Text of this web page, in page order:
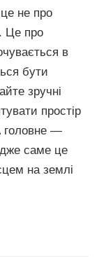
не про
Це про
в
бути
зручні
простір
головне —
саме це
на землі